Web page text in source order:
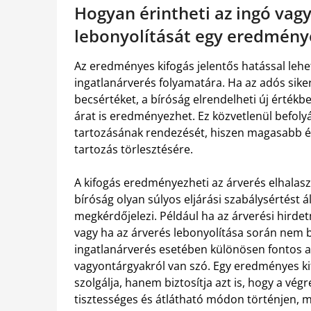
Hogyan érintheti az ingó
lebonyolítását egy
Az eredményes kifogás jelentős hatással
ingatlanárverés folyamatára. Ha az adós
becsértéket, a bíróság elrendelheti új
árat is eredményezhet. Ez közvetlenül
tartozásának rendezését, hiszen magasabb
tartozás törlesztésére.
A kifogás eredményezheti az árverés
bíróság olyan súlyos eljárási szabálysértést
megkérdőjelezi. Például ha az árverési
vagy ha az árverés lebonyolítása során
ingatlanárverés esetében különösen fontos
vagyontárgyakról van szó. Egy eredményes
szolgálja, hanem biztosítja azt is, hogy a
tisztességes és átlátható módon történjen,